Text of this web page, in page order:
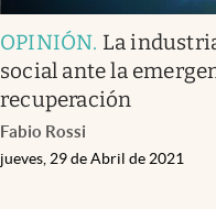
OPINIÓN. La
social ante la
recuperación
Fabio Rossi
jueves, 29 de Abril de 2021